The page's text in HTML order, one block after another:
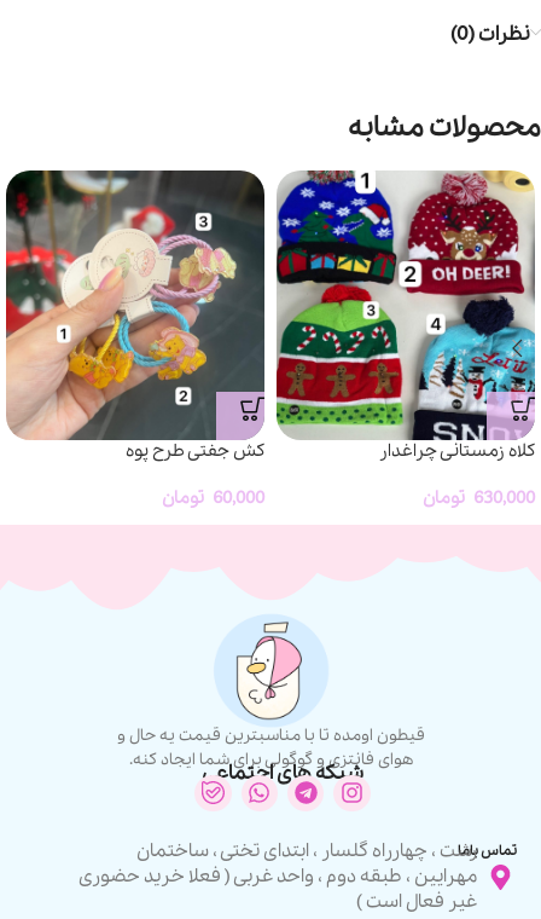
نظرات (0)
محصولات مشابه
کلاه زمستانی چراغدار
630,000 تومان
کش جفتی طرح پوه
60,000 تومان
قیطون اومده تا با مناسبترین قیمت یه حال و
هوای فانتزی و گوگولی برای شما ایجاد کنه.
شبکه های اجتماعی
تماس بامارشت ، چهارراه گلسار ، ابتدای تختی ، ساختمان
مهرایین ، طبقه دوم ، واحد غربی ( فعلا خرید حضوری
غیر فعال است )